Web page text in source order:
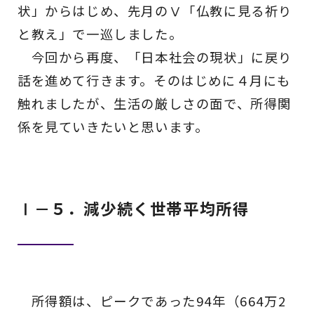
状」からはじめ、先月のⅤ「仏教に見る祈り
と教え」で一巡しました。
今回から再度、「日本社会の現状」に戻り
話を進めて行きます。そのはじめに４月にも
触れましたが、生活の厳しさの面で、所得関
係を見ていきたいと思います。
Ⅰ－５．減少続く世帯平均所得
所得額は、ピークであった94年（664万2